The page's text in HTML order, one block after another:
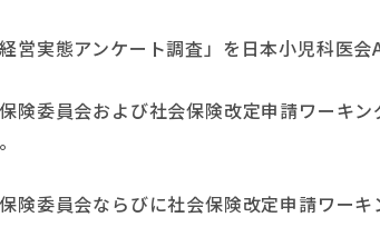
営実態アンケート調査」を日本小児科医
険委員会および社会保険改定申請ワーキ
険委員会ならびに社会保険改定申請ワー